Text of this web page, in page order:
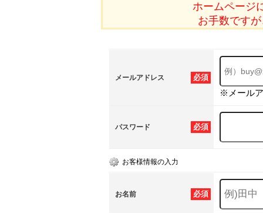
ホームページ
お手数です
必須
メールアドレス
※メール
必須
パスワード
お客様情報の入力
必須
お名前